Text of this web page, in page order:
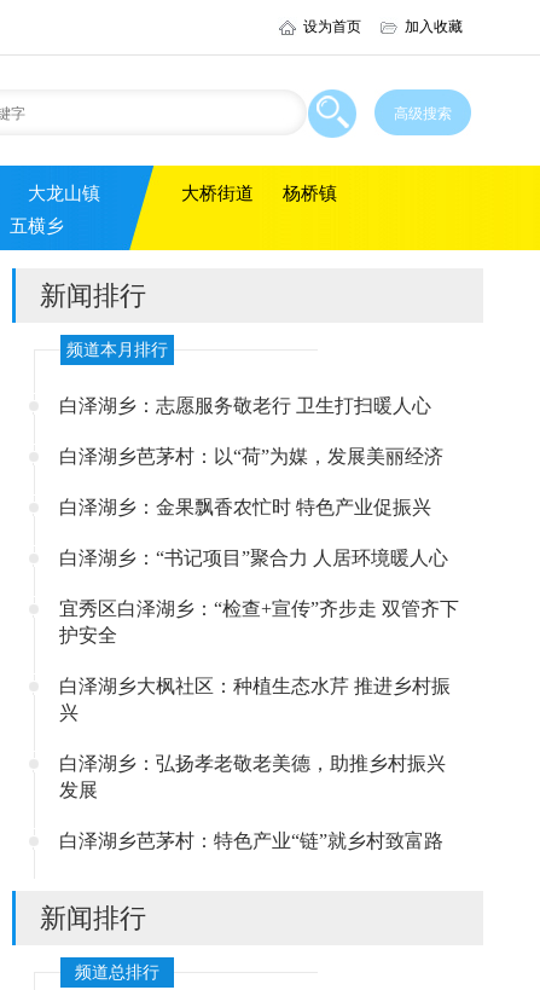
设为首页 加入收藏
大龙山镇
五横乡
大桥街道 杨桥镇
新闻排行
频道本月排行
白泽湖乡：志愿服务敬老行 卫生打扫暖人心
白泽湖乡芭茅村：以“荷”为媒，发展美丽经济
白泽湖乡：金果飘香农忙时 特色产业促振兴
白泽湖乡：“书记项目”聚合力 人居环境暖人心
宜秀区白泽湖乡：“检查+宣传”齐步走 双管齐下
护安全
白泽湖乡大枫社区：种植生态水芹 推进乡村振
兴
白泽湖乡：弘扬孝老敬老美德，助推乡村振兴
发展
白泽湖乡芭茅村：特色产业“链”就乡村致富路
新闻排行
频道总排行